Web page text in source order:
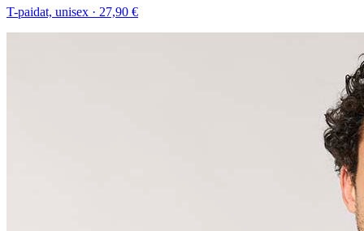
T-paidat, unisex · 27,90 €